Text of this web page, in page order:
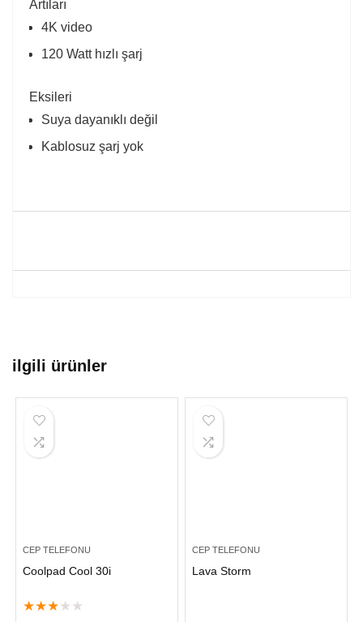
Artıları
4K video
120 Watt hızlı şarj
Eksileri
Suya dayanıklı değil
Kablosuz şarj yok
ilgili ürünler
CEP TELEFONU
Coolpad Cool 30i
★★★ ★ ★
CEP TELEFONU
Lava Storm